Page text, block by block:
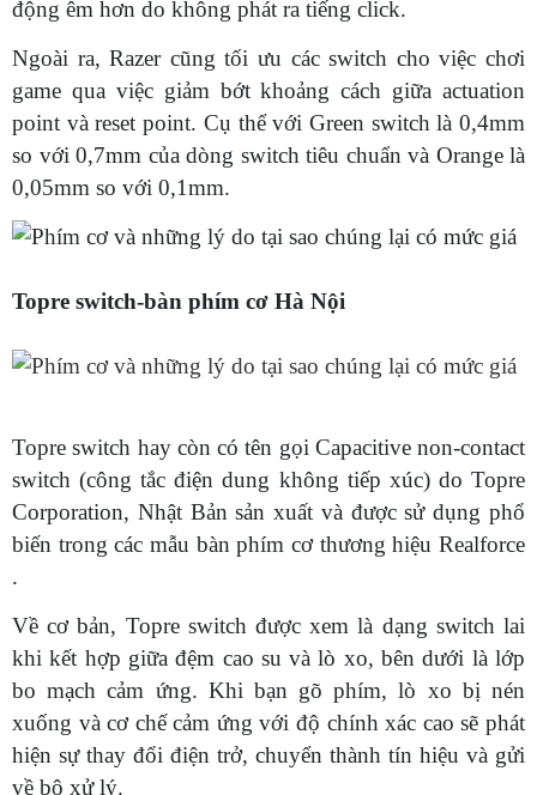
động êm hơn do không phát ra tiếng click.
Ngoài ra, Razer cũng tối ưu các switch cho việc chơi
game qua việc giảm bớt khoảng cách giữa actuation
point và reset point. Cụ thể với Green switch là 0,4mm
so với 0,7mm của dòng switch tiêu chuẩn và Orange là
0,05mm so với 0,1mm.
Topre switch-bàn phím cơ Hà Nội
Topre switch hay còn có tên gọi Capacitive non-contact
switch (công tắc điện dung không tiếp xúc) do Topre
Corporation, Nhật Bản sản xuất và được sử dụng phổ
biến trong các mẫu bàn phím cơ thương hiệu Realforce
.
Về cơ bản, Topre switch được xem là dạng switch lai
khi kết hợp giữa đệm cao su và lò xo, bên dưới là lớp
bo mạch cảm ứng. Khi bạn gõ phím, lò xo bị nén
xuống và cơ chế cảm ứng với độ chính xác cao sẽ phát
hiện sự thay đổi điện trở, chuyển thành tín hiệu và gửi
về bộ xử lý.